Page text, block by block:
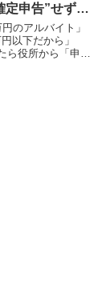
定申告”せずに
のアルバイト」
以下だから」
ら役所から「申告